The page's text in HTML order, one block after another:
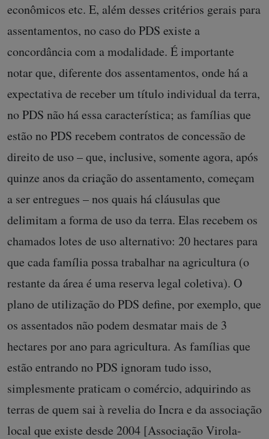
econômicos etc. E, além desses critérios gerais para
assentamentos, no caso do PDS existe a
concordância com a modalidade. É importante
notar que, diferente dos assentamentos, onde há a
expectativa de receber um título individual da terra,
no PDS não há essa característica; as famílias que
estão no PDS recebem contratos de concessão de
direito de uso – que, inclusive, somente agora, após
quinze anos da criação do assentamento, começam
a ser entregues – nos quais há cláusulas que
delimitam a forma de uso da terra. Elas recebem os
chamados lotes de uso alternativo: 20 hectares para
que cada família possa trabalhar na agricultura (o
restante da área é uma reserva legal coletiva). O
plano de utilização do PDS define, por exemplo, que
os assentados não podem desmatar mais de 3
hectares por ano para agricultura. As famílias que
estão entrando no PDS ignoram tudo isso,
simplesmente praticam o comércio, adquirindo as
terras de quem sai à revelia do Incra e da associação
local que existe desde 2004 [Associação Virola-